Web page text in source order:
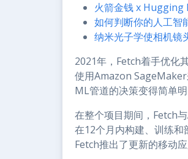
火箭金钱 x Hugging
如何判断你的人工智
纳米光子学使相机镜
2021年，Fetch着手优化
使用Amazon
ML管道的决策变得简单明
在整个项目期间，Fetch
在12个月内构建、训练
Fetch推出了更新的移动